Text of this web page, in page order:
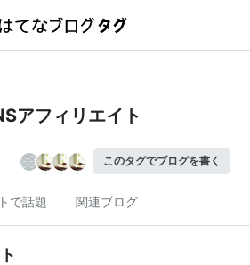
アフィリエイト
このタグでブログを書く
で話題 関連ブログ